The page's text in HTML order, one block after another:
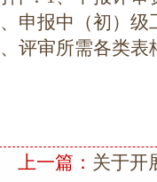
申报中（初）
评审所需各类表
上一篇： 关于开